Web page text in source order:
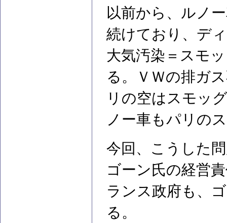
以前から、ルノ
続けており、デ
大気汚染＝スモ
る。ＶＷの排ガ
リの空はスモッ
ノー車もパリの
今回、こうした
ゴーン氏の経営
ランス政府も、
る。